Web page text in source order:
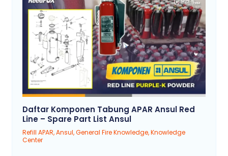
Daftar Komponen Tabung APAR Ansul Red
Line – Spare Part List Ansul
Refill APAR,Ansul,General Fire Knowledge,Knowledge
Center